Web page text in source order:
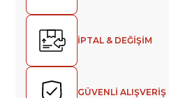
İPTAL & DEĞİŞİM
GÜVENLİ ALIŞVERİŞ